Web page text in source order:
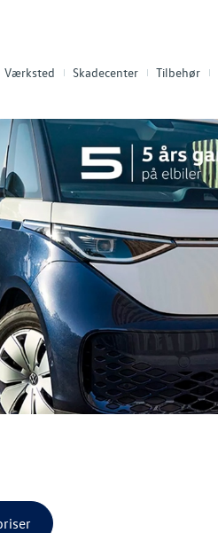
Værksted Skadecenter Tilbehør